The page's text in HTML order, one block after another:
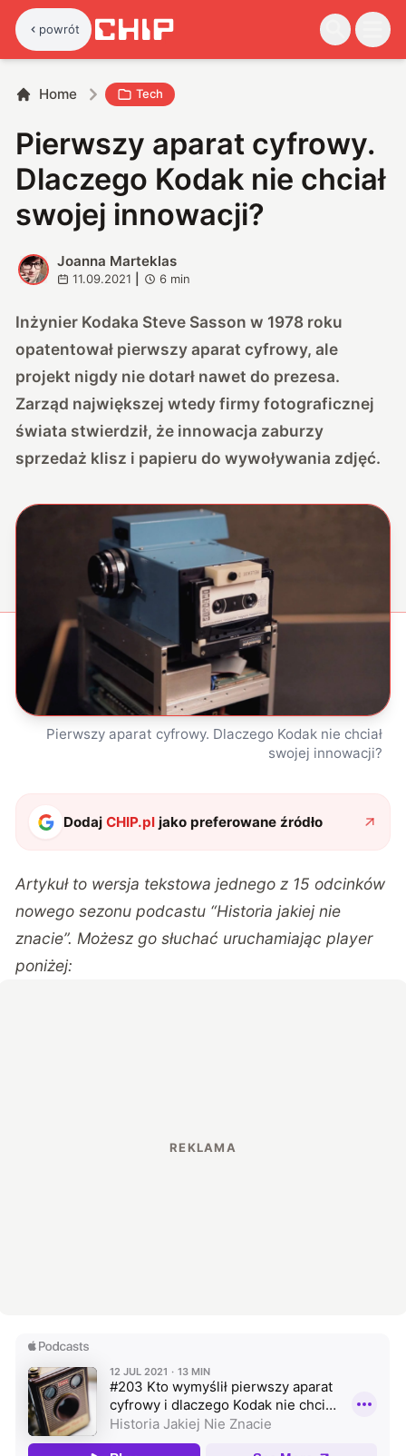
powrót
Home Tech
Pierwszy aparat cyfrowy.
Dlaczego Kodak nie chciał
swojej innowacji?
J
Joanna Marteklas
11.09.2021 6 min
Inżynier Kodaka Steve Sasson w 1978 roku
opatentował pierwszy aparat cyfrowy, ale
projekt nigdy nie dotarł nawet do prezesa.
Zarząd największej wtedy firmy fotograficznej
świata stwierdził, że innowacja zaburzy
sprzedaż klisz i papieru do wywoływania zdjęć.
Pierwszy aparat cyfrowy. Dlaczego Kodak nie chciał
swojej innowacji?
DodajCHIP.pl jako preferowane źródło
Artykuł to wersja tekstowa jednego z 15 odcinków
nowego sezonu podcastu “Historia jakiej nie
znacie”. Możesz go słuchać uruchamiając player
poniżej: